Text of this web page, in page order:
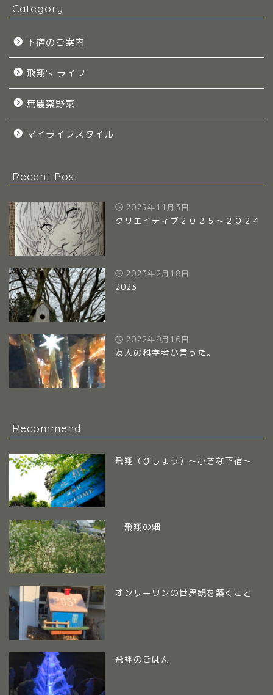
Category
下宿のご案内
飛翔's ライフ
無農薬野菜
マイライフスタイル
Recent Post
2025年11月3日
クリエイティブ２０２５～２０２４
2023年2月18日
2023
2022年9月16日
友人の科学者が言った。
Recommend
飛翔（ひしょう）～小さな下宿～
飛翔の畑
オンリーワンの世界観を築くこと
飛翔のごはん